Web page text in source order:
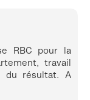
RBC pour la
travail
du résultat. A